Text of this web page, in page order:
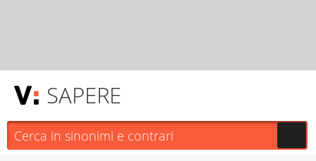
SAPERE